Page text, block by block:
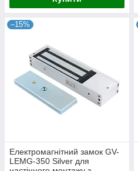
–15%
Електромагнітний замок GV-
LEMG-350 Silver для